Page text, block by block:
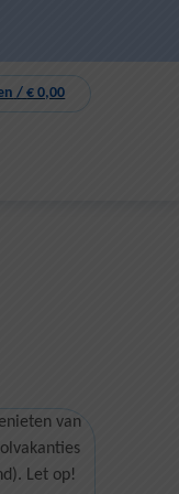
/€ 0,00
van
Let op!